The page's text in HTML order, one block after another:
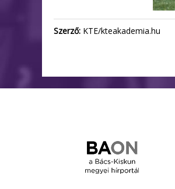
Szerző: KTE/kteakademia.hu